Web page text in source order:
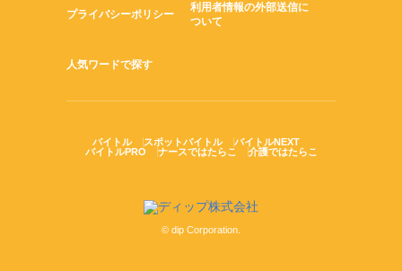
プライバシーポリシー
利用者情報の外部送信に
ついて
人気ワードで探す
バイトル スポットバイトル
バイトルNEXT
バイトルPRO
ナースではたらこ 介護ではたらこ
© dip Corporation.